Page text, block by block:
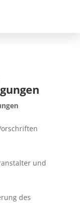
und
des